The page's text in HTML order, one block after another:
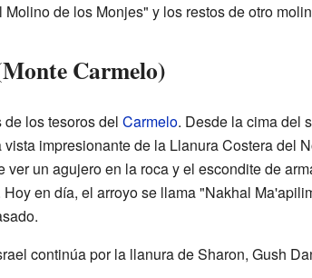
de los Monjes" y los restos de otro
Carmelo)
los tesoros del Carmelo. Desde la cima del
impresionante de la Llanura Costera del
un agujero en la roca y el escondite de
en día, el arroyo se llama "Nakhal
continúa por la llanura de Sharon, Gush